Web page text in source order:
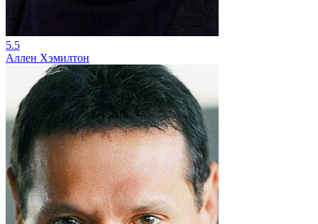
5.5
Аллен Хэмилтон